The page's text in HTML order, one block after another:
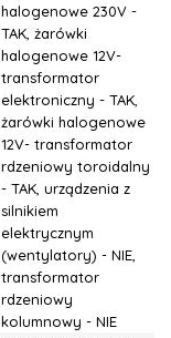
halogenowe 230V -
TAK, żarówki
halogenowe 12V-
transformator
elektroniczny - TAK,
żarówki halogenowe
12V- transformator
rdzeniowy toroidalny
- TAK, urządzenia z
silnikiem
elektrycznym
(wentylatory) - NIE,
transformator
rdzeniowy
kolumnowy - NIE